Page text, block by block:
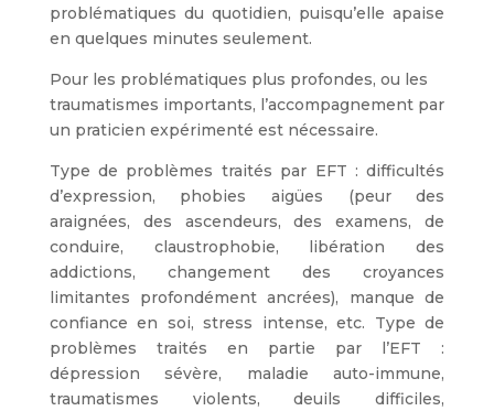
problématiques du quotidien, puisqu’elle apaise
en quelques minutes seulement.
Pour les problématiques plus profondes, ou les
traumatismes importants, l’accompagnement par
un praticien expérimenté est nécessaire.
Type de problèmes traités par EFT : difficultés
d’expression, phobies aigües (peur des
araignées, des ascendeurs, des examens, de
conduire, claustrophobie, libération des
addictions, changement des croyances
limitantes profondément ancrées), manque de
confiance en soi, stress intense, etc. Type de
problèmes traités en partie par l’EFT :
dépression sévère, maladie auto-immune,
traumatismes violents, deuils difficiles,